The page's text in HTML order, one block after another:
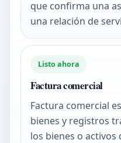
que confirma una
una relación de
Listo ahora
Factura comercial
Factura comercial
bienes y registros
los bienes o